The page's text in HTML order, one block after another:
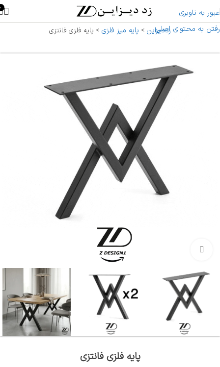
عبور به ناوبری
رفتن به محتوای اصلی
0
زددیزاین > پایه میز فلزی > پایه فلزی فانتزی
پایه فلزی فانتزی